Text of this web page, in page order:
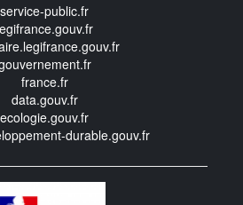
service-public.fr
france.fr
data.gouv.fr
ecologie.gouv.fr
durable.gouv.fr